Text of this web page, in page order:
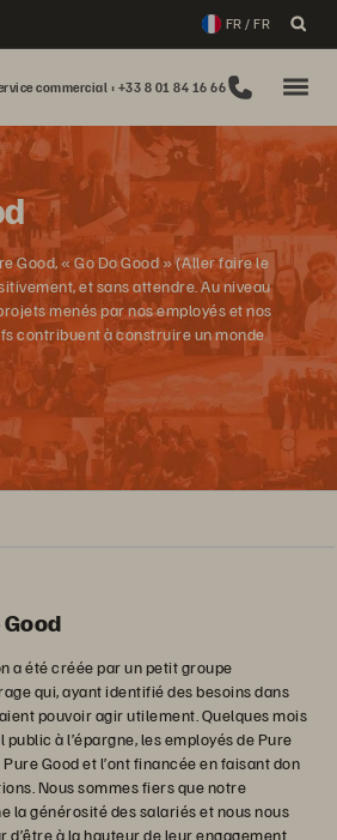
FR / FR
commercial : +33 8 01 84 16 66
Good, « Go Do Good » (Aller faire le
et sans attendre. Au niveau
menés par nos employés et nos
contribuent à construire un monde
a été créée par un petit groupe
qui, ayant identifié des besoins dans
pouvoir agir utilement. Quelques mois
à l’épargne, les employés de Pure
Good et l’ont financée en faisant don
Nous sommes fiers que notre
la générosité des salariés et nous nous
à la hauteur de leur engagement.